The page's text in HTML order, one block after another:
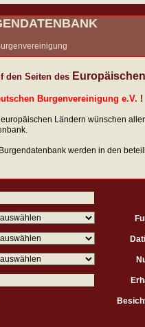
den Seiten des
Burgenvereinigung e.V. !
Ländern wünschen
werden in den